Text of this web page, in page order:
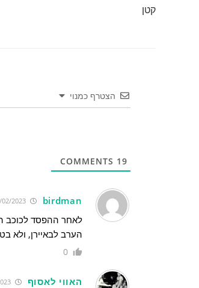
קטן
הצטרף כמנוי
19
birdman
23/02/2023 18:59:48
לאחר ההפסד לכוכב
הערב לבאיירן, ולא
0
האווי לאסוף 23/02/2023 19:38:58